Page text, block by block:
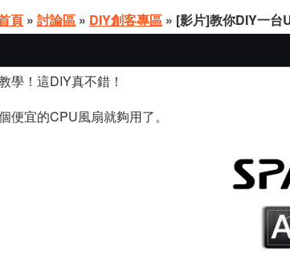
頁 » 討論區 » DIY創客專區 » [影片]教你DIY一台
學！這DIY真不錯！
便宜的CPU風扇就夠用了。